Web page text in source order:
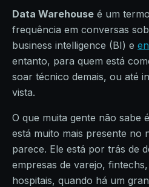
Data Warehouse é um
frequência em conversas
business intelligence (BI) e
entanto, para quem está
soar técnico demais, ou até
vista.
O que muita gente não sabe
está muito mais presente no
parece. Ele está por trás de
empresas de varejo,
hospitais, quando há um